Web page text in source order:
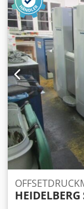
HEIDELBERG